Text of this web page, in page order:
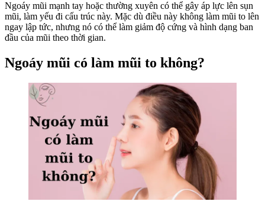
Ngoáy mũi mạnh tay hoặc thường xuyên có thể gây áp lực lên sụn
mũi, làm yếu đi cấu trúc này. Mặc dù điều này không làm mũi to lên
ngay lập tức, nhưng nó có thể làm giảm độ cứng và hình dạng ban
đầu của mũi theo thời gian.
Ngoáy mũi có làm mũi to không?